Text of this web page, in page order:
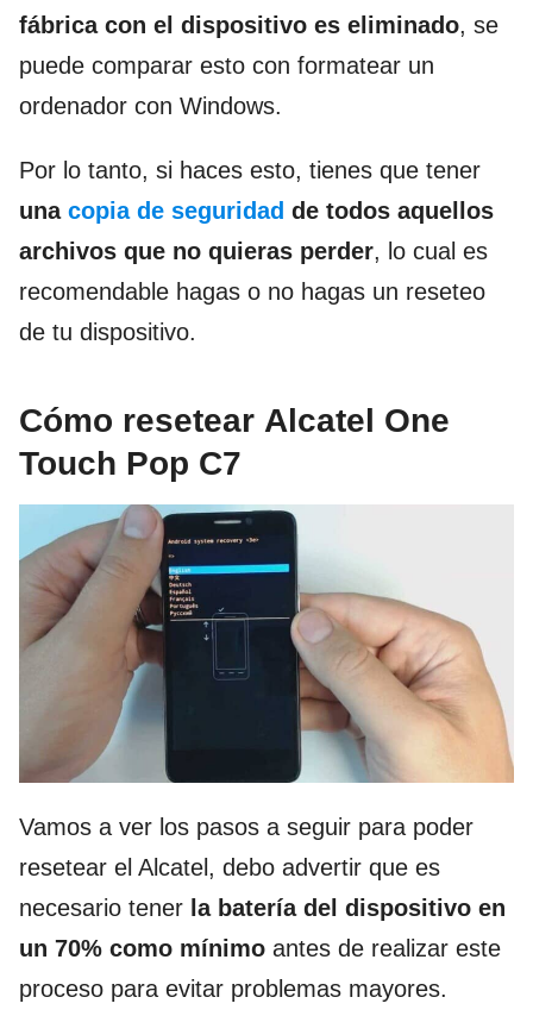
fábrica con el dispositivo es eliminado, se
puede comparar esto con formatear un
ordenador con Windows.
Por lo tanto, si haces esto, tienes que tener
una copia de seguridad de todos aquellos
archivos que no quieras perder, lo cual es
recomendable hagas o no hagas un reseteo
de tu dispositivo.
Cómo resetear Alcatel One
Touch Pop C7
Vamos a ver los pasos a seguir para poder
resetear el Alcatel, debo advertir que es
necesario tener la batería del dispositivo en
un 70% como mínimo antes de realizar este
proceso para evitar problemas mayores.